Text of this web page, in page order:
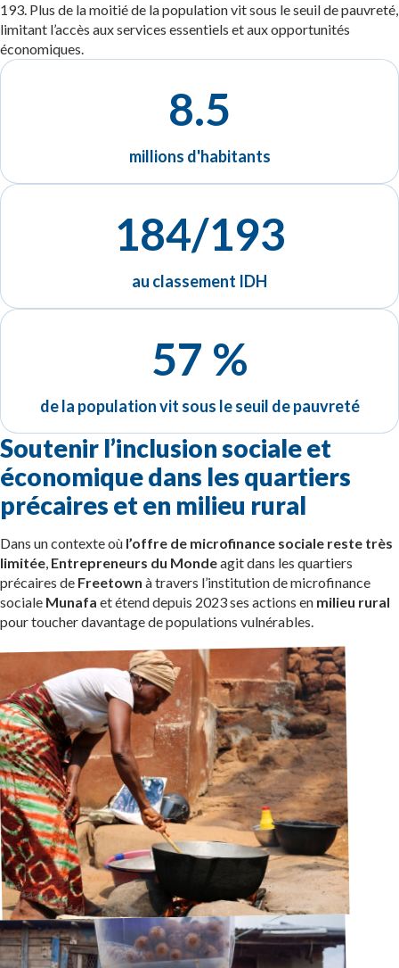
193. Plus de la moitié de la population vit sous le seuil de pauvreté,
limitant l’accès aux services essentiels et aux opportunités
économiques.
8.5
millions d'habitants
184/193
au classement IDH
57 %
de la population vit sous le seuil de pauvreté
Soutenir l’inclusion sociale et
économique dans les quartiers
précaires et en milieu rural
Dans un contexte où l’offre de microfinance sociale reste très
limitée, Entrepreneurs du Mondeagit dans les quartiers
précaires de Freetown à travers l’institution de microfinance
sociale Munafa et étend depuis 2023 ses actions en milieu rural
pour toucher davantage de populations vulnérables.